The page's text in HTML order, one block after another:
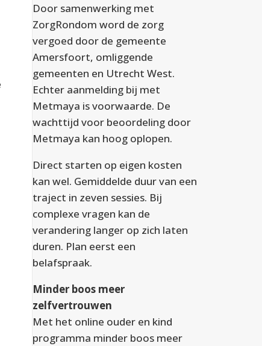
Door samenwerking met
ZorgRondom word de zorg
vergoed door de gemeente
Amersfoort, omliggende
gemeenten en Utrecht West.
Echter aanmelding bij met
Metmaya is voorwaarde. De
wachttijd voor beoordeling door
Metmaya kan hoog oplopen.
Direct starten op eigen kosten
kan wel. Gemiddelde duur van een
traject in zeven sessies. Bij
complexe vragen kan de
verandering langer op zich laten
duren. Plan eerst een
belafspraak.
Minder boos meer
zelfvertrouwen
Met het online ouder en kind
programma minder boos meer